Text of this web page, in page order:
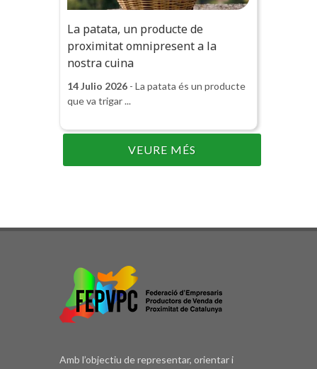
La patata, un producte de
proximitat omnipresent a la
nostra cuina
14 Julio 2026 - La patata és un producte
que va trigar ...
VEURE MÉS
Amb l’objectiu de representar, orientar i